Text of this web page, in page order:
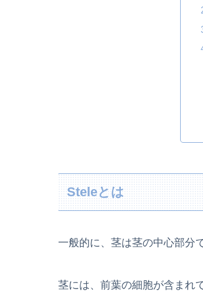
Steleとは
一般的に、茎は茎の中心部分
茎には、前葉の細胞が含まれ